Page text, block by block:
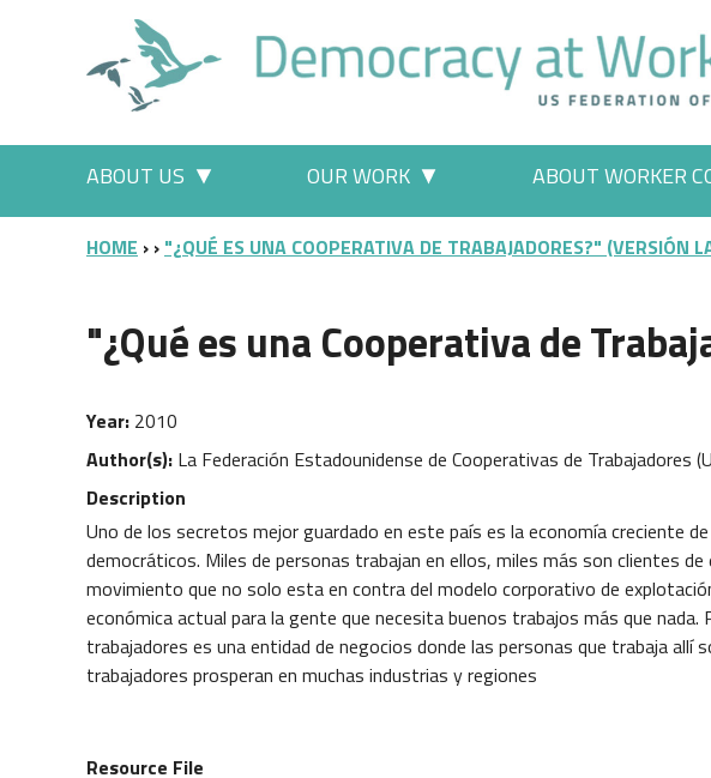
Main menu
ABOUT US OUR WORK ABOUT WORKER
BREADCRUMB
HOME "¿QUÉ ES UNA COOPERATIVA DE TRABAJADORES?" (VERSIÓN
"¿Qué es una Cooperativa de
Year 2010
Author(s) La Federación Estadounidense de Cooperativas de Trabajadores
Description
Uno de los secretos mejor guardado en este país es la economía creciente
democráticos. Miles de personas trabajan en ellos, miles más son clientes
movimiento que no solo esta en contra del modelo corporativo de
económica actual para la gente que necesita buenos trabajos más que nada.
trabajadores es una entidad de negocios donde las personas que trabaja allí
trabajadores prosperan en muchas industrias y regiones
Resource File